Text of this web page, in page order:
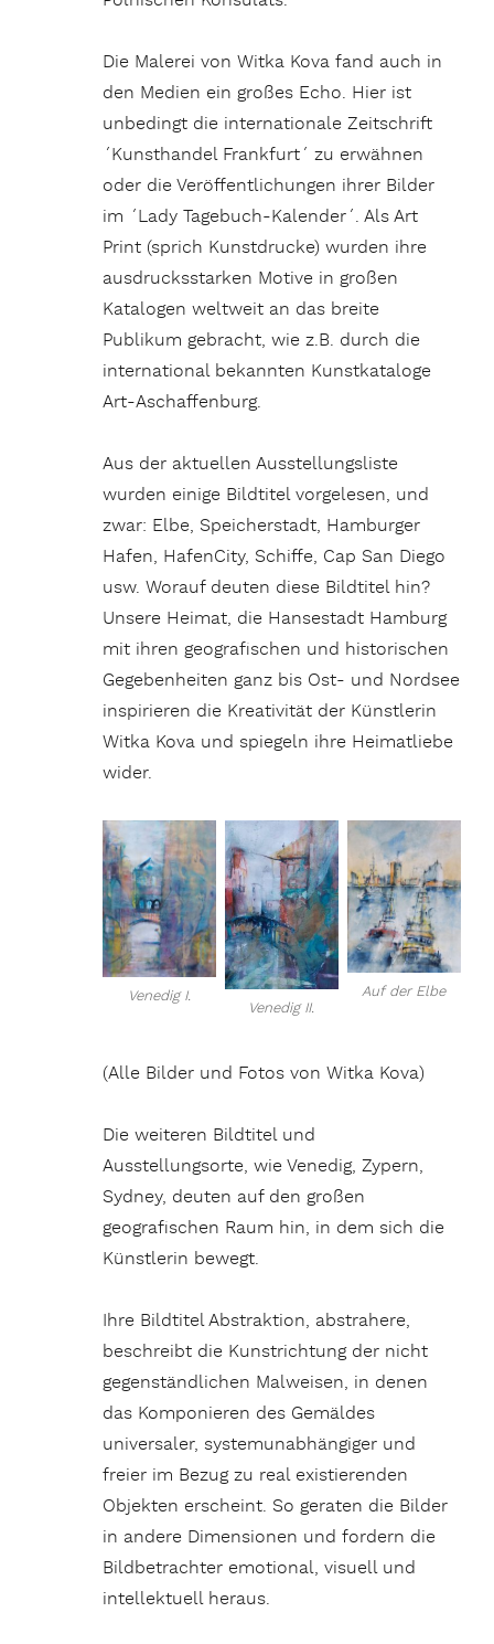
Die Malerei von Witka Kova fand auch in
den Medien ein großes Echo. Hier ist
unbedingt die internationale Zeitschrift
´Kunsthandel Frankfurt´ zu erwähnen
oder die Veröffentlichungen ihrer Bilder
im ´Lady Tagebuch-Kalender´. Als Art
Print (sprich Kunstdrucke) wurden ihre
ausdrucksstarken Motive in großen
Katalogen weltweit an das breite
Publikum gebracht, wie z.B. durch die
international bekannten Kunstkataloge
Art-Aschaffenburg.
Aus der aktuellen Ausstellungsliste
wurden einige Bildtitel vorgelesen, und
zwar: Elbe, Speicherstadt, Hamburger
Hafen, HafenCity, Schiffe, Cap San Diego
usw. Worauf deuten diese Bildtitel hin?
Unsere Heimat, die Hansestadt Hamburg
mit ihren geografischen und historischen
Gegebenheiten ganz bis Ost- und Nordsee
inspirieren die Kreativität der Künstlerin
Witka Kova und spiegeln ihre Heimatliebe
wider.
Venedig I.
Venedig II.
Auf der Elbe
(Alle Bilder und Fotos von Witka Kova)
Die weiteren Bildtitel und
Ausstellungsorte, wie Venedig, Zypern,
Sydney, deuten auf den großen
geografischen Raum hin, in dem sich die
Künstlerin bewegt.
Ihre Bildtitel Abstraktion, abstrahere,
beschreibt die Kunstrichtung der nicht
gegenständlichen Malweisen, in denen
das Komponieren des Gemäldes
universaler, systemunabhängiger und
freier im Bezug zu real existierenden
Objekten erscheint. So geraten die Bilder
in andere Dimensionen und fordern die
Bildbetrachter emotional, visuell und
intellektuell heraus.